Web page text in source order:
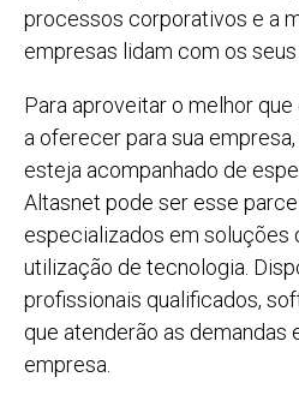
processos corporativos e a
empresas lidam com os seus
Para aproveitar o melhor
a oferecer para sua
esteja acompanhado de
Altasnet pode ser esse
especializados em soluções
utilização de tecnologia.
profissionais qualificados,
que atenderão as demandas
empresa.